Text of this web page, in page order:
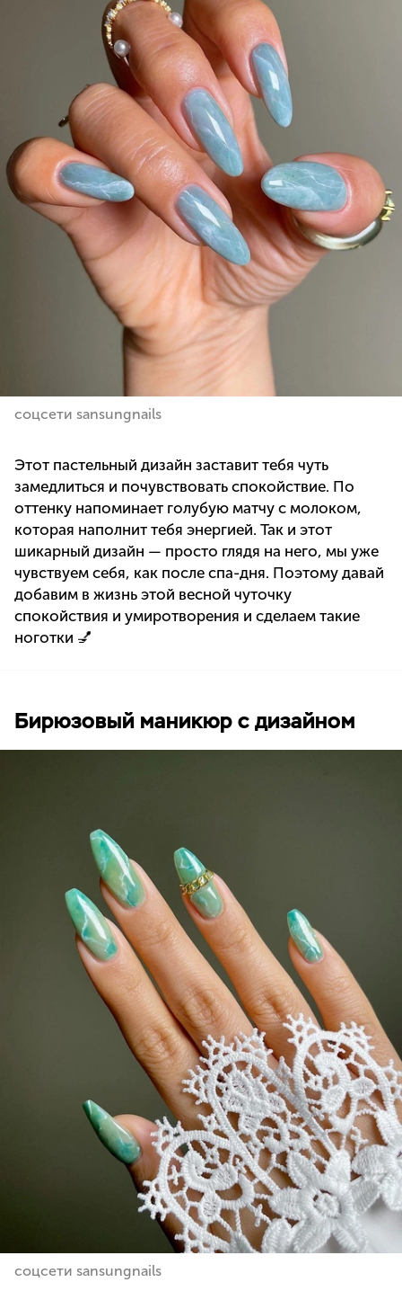
соцсети sansungnails
Этот пастельный дизайн заставит тебя чуть
замедлиться и почувствовать спокойствие. По
оттенку напоминает голубую матчу с молоком,
которая наполнит тебя энергией. Так и этот
шикарный дизайн — просто глядя на него, мы уже
чувствуем себя, как после спа-дня. Поэтому давай
добавим в жизнь этой весной чуточку
спокойствия и умиротворения и сделаем такие
ноготки 💅
Бирюзовый маникюр с дизайном
соцсети sansungnails